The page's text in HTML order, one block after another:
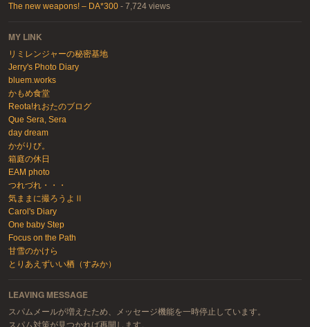
The new weapons! – DA*300- 7,724 views
MY LINK
リミレンジャーの秘密基地
Jerry's Photo Diary
bluem.works
かもめ食堂
Reota!れおたのブログ
Que Sera, Sera
day dream
かがりび。
箱庭の休日
EAM photo
つれづれ・・・
気ままに撮ろうよⅡ
Carol's Diary
One baby Step
Focus on the Path
甘雪のかけら
とりあえずいい栖（すみか）
LEAVING MESSAGE
スパムメールが増えたため、メッセージ機能を一時停止しています。
スパム対策が見つかれば再開します。